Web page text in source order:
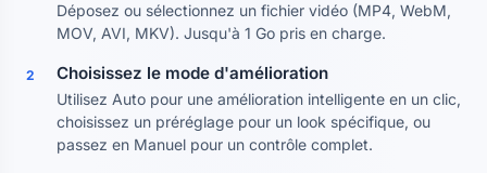
Déposez ou sélectionnez un fichier vidéo (MP4, WebM,
MOV, AVI, MKV). Jusqu'à 1 Go pris en charge.
2 Choisissez le mode d'amélioration
Utilisez Auto pour une amélioration intelligente en un clic,
choisissez un préréglage pour un look spécifique, ou
passez en Manuel pour un contrôle complet.